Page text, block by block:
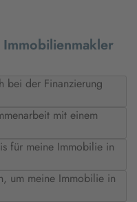
bei der Finanzierung
mit einem
für meine Immobilie in
um meine Immobilie in